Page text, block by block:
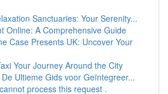
Sanctuaries: Your Serenity...
Online: A Comprehensive Guide
Case Presents UK: Uncover Your
Your Journey Around the City
Ultieme Gids voor Geïntegreer...
process this request .